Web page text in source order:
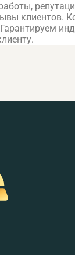
клиентов.